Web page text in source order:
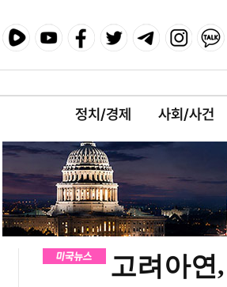
정치/경제 사회/사건
고려아연